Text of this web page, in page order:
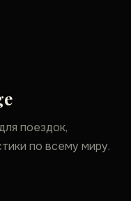
поездок,
по всему миру.